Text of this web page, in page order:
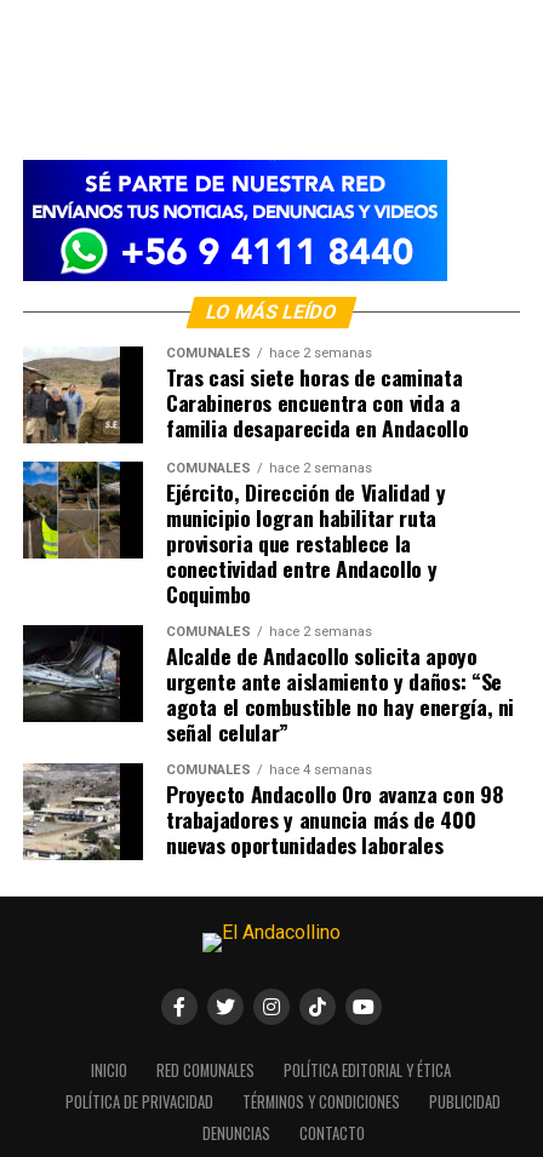
LO MÁS LEÍDO
COMUNALES hace 2 semanas
Tras casi siete horas de caminata
Carabineros encuentra con vida a
familia desaparecida en Andacollo
COMUNALES hace 2 semanas
Ejército, Dirección de Vialidad y
municipio logran habilitar ruta
provisoria que restablece la
conectividad entre Andacollo y
Coquimbo
COMUNALES hace 2 semanas
Alcalde de Andacollo solicita apoyo
urgente ante aislamiento y daños: “Se
agota el combustible no hay energía, ni
señal celular”
COMUNALES hace 4 semanas
Proyecto Andacollo Oro avanza con 98
trabajadores y anuncia más de 400
nuevas oportunidades laborales
INICIO RED COMUNALES
POLÍTICA EDITORIAL Y ÉTICA
POLÍTICA DE PRIVACIDAD
TÉRMINOS Y CONDICIONES
PUBLICIDAD
DENUNCIAS
CONTACTO